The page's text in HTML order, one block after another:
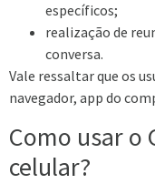
específicos;
realização de
conversa.
Vale ressaltar que os
navegador, app do
Como usar o
celular?